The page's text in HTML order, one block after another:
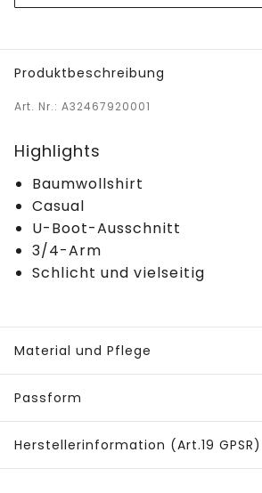
Produktbeschreibung
Art. Nr.: A32467920001
Highlights
Baumwollshirt
Casual
U-Boot-Ausschnitt
3/4-Arm
Schlicht und vielseitig
Material und Pflege
Passform
Herstellerinformation (Art.19 GPSR)